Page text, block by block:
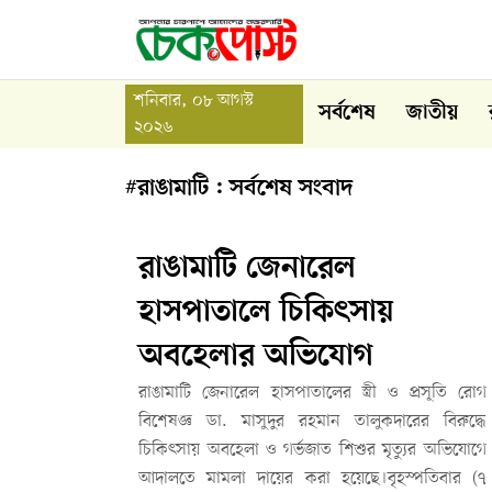
শনিবার, ০৮ আগস্ট
২০২৬
সর্বশেষ জাতীয়
#রাঙামাটি : সর্বশেষ সংবাদ
রাঙামাটি জেনারেল
হাসপাতালে চিকিৎসায়
অবহেলার অভিযোগ
রাঙামাটি জেনারেল হাসপাতালের স্ত্রী ও প্রসূতি রোগ
বিশেষজ্ঞ ডা. মাসুদুর রহমান তালুকদারের বিরুদ্ধে
চিকিৎসায় অবহেলা ও গর্ভজাত শিশুর মৃত্যুর অভিযোগে
আদালতে মামলা দায়ের করা হয়েছে।বৃহস্পতিবার (৭